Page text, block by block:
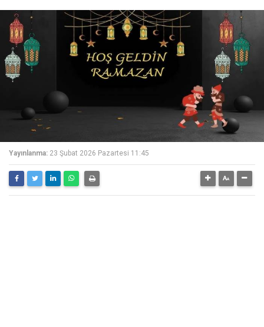
Yayınlanma: 23 Şubat 2026 Pazartesi 11:45